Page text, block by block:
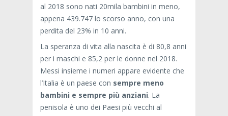
al 2018 sono nati 20mila bambini in meno,
appena 439.747 lo scorso anno, con una
perdita del 23% in 10 anni.
La speranza di vita alla nascita è di 80,8 anni
per i maschi e 85,2 per le donne nel 2018.
Messi insieme i numeri appare evidente che
l’Italia è un paese con sempre meno
bambini e sempre più anziani. La
penisola è uno dei Paesi più vecchi al